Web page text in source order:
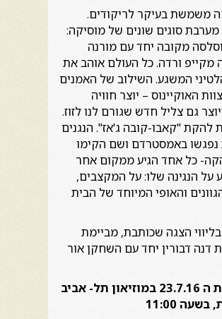
משמשת בעיקר לריקודים.
סוגים שונים של מוסיקה:
מקובה יחד עם מורנה
מקייפ ורדה. כל העולם אוהב את
המשגע. השילוב של האמנים
האוקיינוס – יוצר חוויה
גם צליל חדש שגורם לנו לזוז.
להקת "קאבו-קובה ג'אז". הנגנים
נפגשו באמסטרדם ושם הקימו
כל אחד הגיע ממקום אחר
על הנגינה שלו: על המקצבים,
והאופי המיוחד של הבית
הצגה שכותבת, מביימת
דנה דבורין יחד עם השחקן אור
יום שבת ה 23.7.16 במוזיאון תל- אביב
11:00